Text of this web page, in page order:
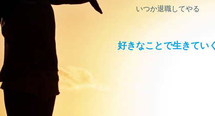
いつか退職してやる
好きなことで生きていく